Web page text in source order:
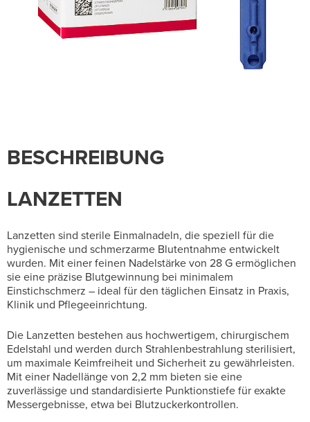
BESCHREIBUNG
LANZETTEN
Lanzetten sind sterile Einmalnadeln, die speziell für die
hygienische und schmerzarme Blutentnahme entwickelt
wurden. Mit einer feinen Nadelstärke von 28 G ermöglichen
sie eine präzise Blutgewinnung bei minimalem
Einstichschmerz – ideal für den täglichen Einsatz in Praxis,
Klinik und Pflegeeinrichtung.
Die Lanzetten bestehen aus hochwertigem, chirurgischem
Edelstahl und werden durch Strahlenbestrahlung sterilisiert,
um maximale Keimfreiheit und Sicherheit zu gewährleisten.
Mit einer Nadellänge von 2,2 mm bieten sie eine
zuverlässige und standardisierte Punktionstiefe für exakte
Messergebnisse, etwa bei Blutzuckerkontrollen.